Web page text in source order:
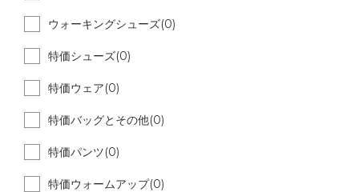
ウォーキングシューズ(0)
特価シューズ(0)
特価ウェア(0)
特価バッグとその他(0)
特価パンツ(0)
特価ウォームアップ(0)